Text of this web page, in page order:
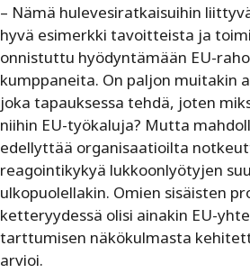
– Nämä hulevesiratkaisuihin
hyvä esimerkki tavoitteista ja
onnistuttu hyödyntämään EU-
kumppaneita. On paljon muitakin
joka tapauksessa tehdä, joten
niihin EU-työkaluja? Mutta
edellyttää organisaatioilta
reagointikykyä lukkoonlyötyjen
ulkopuolellakin. Omien sisäisten
ketteryydessä olisi ainakin EU-
tarttumisen näkökulmasta
arvioi.